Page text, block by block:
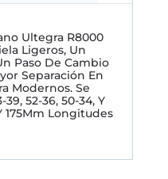
Ultegra R8000
Ligeros, Un
Paso De Cambio
Separación En
Modernos. Se
52-36, 50-34, Y
175Mm Longitudes